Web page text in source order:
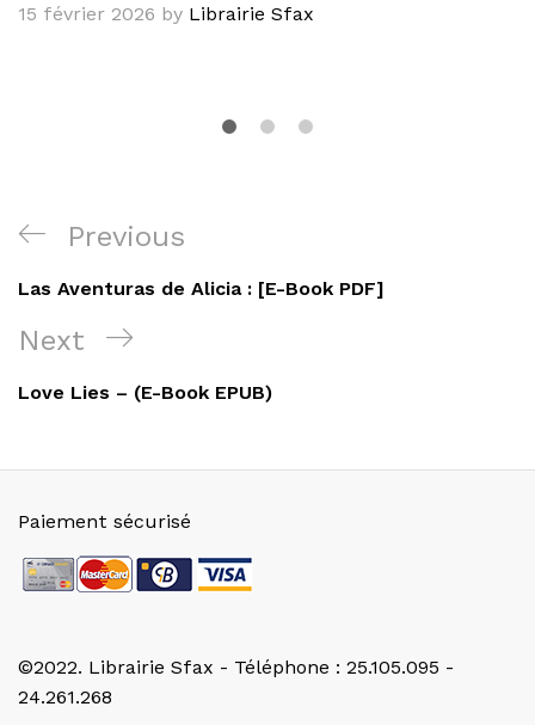
15 février 2026 by Librairie Sfax
Navigation
de
l’article
Previous
Post
Previous
Las Aventuras de Alicia : [E-Book PDF]
Next
Post
Next
Love Lies – (E-Book EPUB)
©2022. Librairie Sfax - Téléphone : 25.105.095 -
24.261.268
Paiement sécurisé